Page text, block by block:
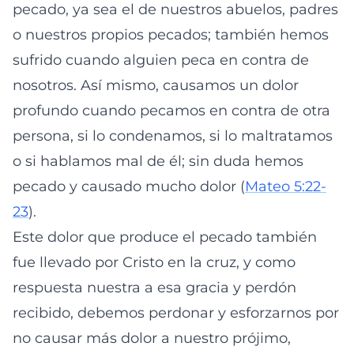
pecado, ya sea el de nuestros abuelos, padres
o nuestros propios pecados; también hemos
sufrido cuando alguien peca en contra de
nosotros. Así mismo, causamos un dolor
profundo cuando pecamos en contra de otra
persona, si lo condenamos, si lo maltratamos
o si hablamos mal de él; sin duda hemos
pecado y causado mucho dolor (Mateo 5:22-
23).
Este dolor que produce el pecado también
fue llevado por Cristo en la cruz, y como
respuesta nuestra a esa gracia y perdón
recibido, debemos perdonar y esforzarnos por
no causar más dolor a nuestro prójimo,